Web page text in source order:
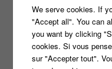
C’est quoi un
Harry
Motus
Slam
C’est quoi un
We serve cookies. If
"Accept all". You can
you want by clicking
cookies. Si vous
sur "Accepter tout".